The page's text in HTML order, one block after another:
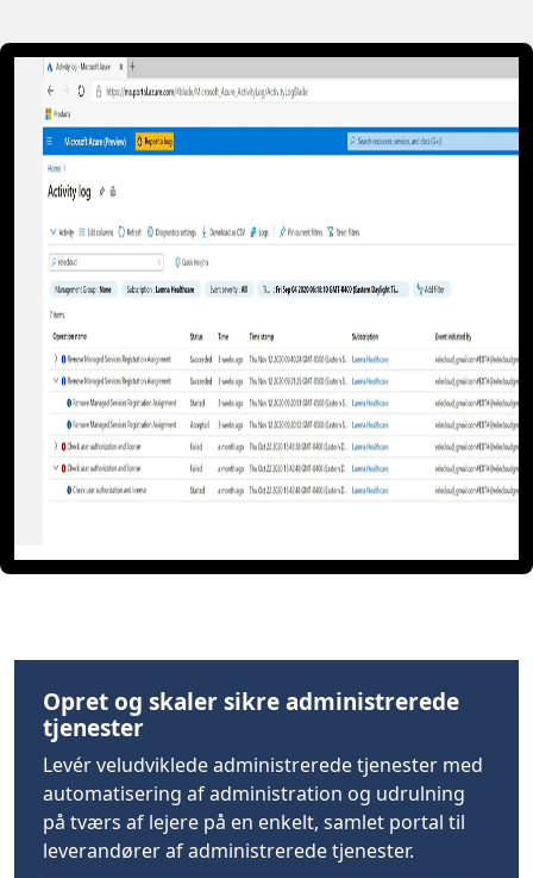
Opret og skaler sikre administrerede
tjenester
Levér veludviklede administrerede tjenester med
automatisering af administration og udrulning
på tværs af lejere på en enkelt, samlet portal til
leverandører af administrerede tjenester.